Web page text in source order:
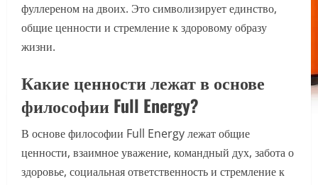
фуллереном на двоих. Это символизирует единство,
общие ценности и стремление к здоровому образу
жизни.
Какие ценности лежат в основе
философии Full Energy?
В основе философии Full Energy лежат общие
ценности, взаимное уважение, командный дух, забота о
здоровье, социальная ответственность и стремление к